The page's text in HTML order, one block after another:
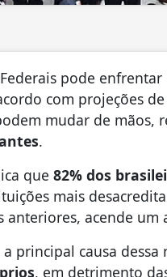
pode
com projeções
mudar de mãos,
.
que 82% dos
mais
anteriores, acende um
principal causa dessa
, em detrimento